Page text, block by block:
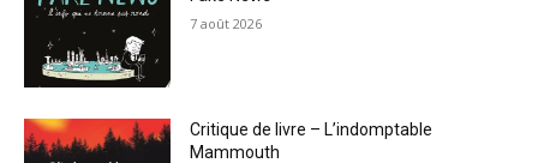
7 août 2026
Critique de livre – L’indomptable
Mammouth